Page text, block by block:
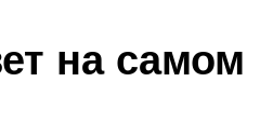
на самом